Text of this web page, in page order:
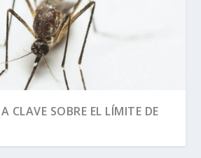
CLAVE SOBRE EL LÍMITE DE